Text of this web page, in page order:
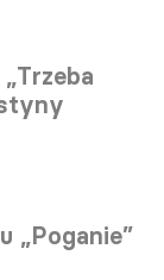
„Poganie”